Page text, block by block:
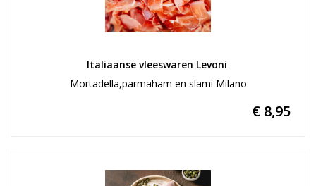
Italiaanse vleeswaren Levoni
Mortadella,parmaham en slami Milano
€ 8,95